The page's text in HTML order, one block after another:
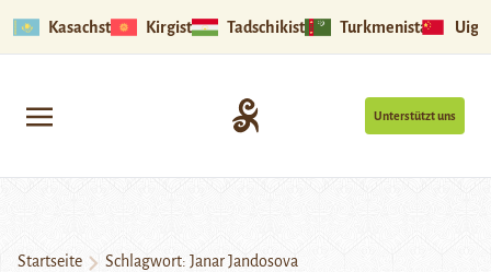
Kasachstan Kirgistan Tadschikistan Turkmenistan
Unterstützt uns
Startseite Schlagwort: Janar Jandosova